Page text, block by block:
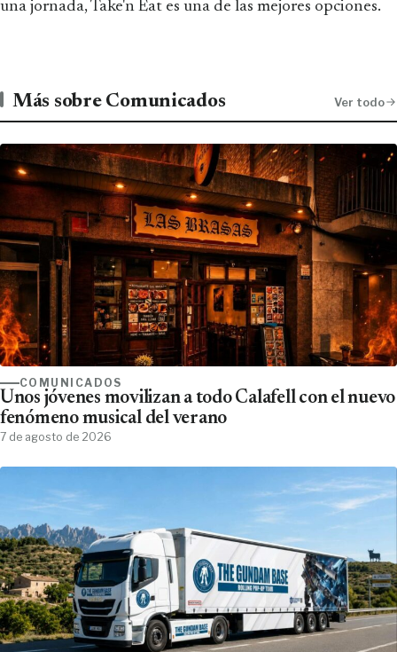
una jornada, Take'n Eat es una de las mejores opciones.
Más sobre Comunicados Ver todo
COMUNICADOS
Unos jóvenes movilizan a todo Calafell con el nuevo
fenómeno musical del verano
7 de agosto de 2026